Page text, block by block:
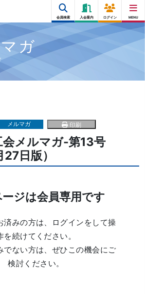
会員検索 入会案内 ログイン MENU
ガ
メルマガ 印刷
会メルマガ-第13号
日版）
ジは会員専用です
済みの方は、ログインをして操
を続けてください。
でない方は、ぜひこの機会にご
検討ください。